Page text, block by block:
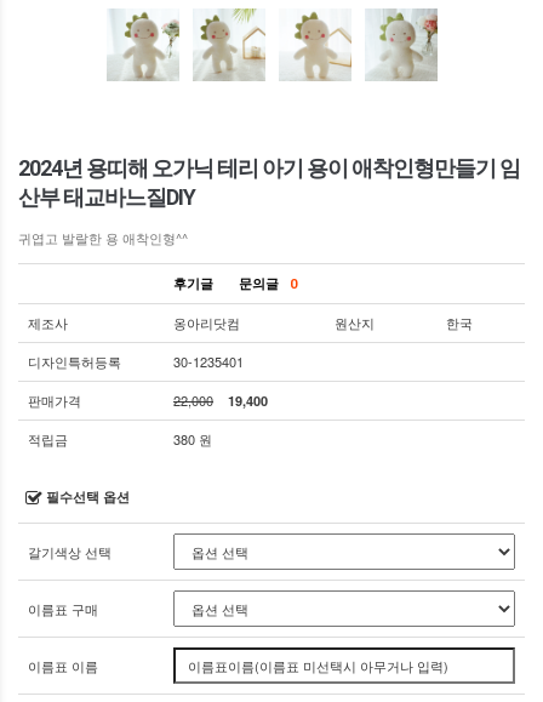
2024년 용띠해 오가닉 테리 아기 용이 애착인형만들기 임
산부 태교바느질DIY
귀엽고 발랄한 용 애착인형^^
후기글 문의글 0
제조사 옹아리닷컴 원산지
한국
디자인특허등록
30-1235401
판매가격
22,000 19,400
적립금 380 원
필수선택 옵션
갈기색상 선택
이름표 구매
이름표 이름